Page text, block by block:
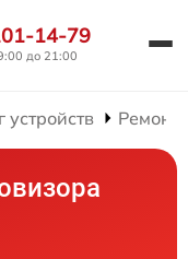
14-79
до 21:00
устройств Ремонт